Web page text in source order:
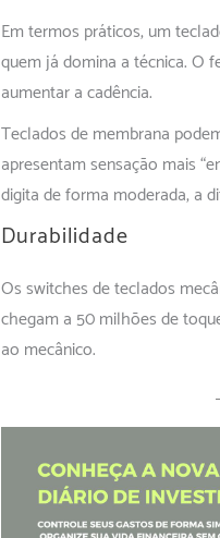
Em termos práticos, um
quem já domina a técnica. O
aumentar a cadência.
Teclados de membrana
apresentam sensação mais
digita de forma moderada, a
Durabilidade
Os switches de teclados
chegam a 50 milhões de
ao mecânico.